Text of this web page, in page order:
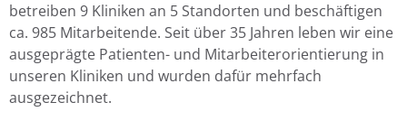
betreiben 9 Kliniken an 5 Standorten und beschäftigen
ca. 985 Mitarbeitende. Seit über 35 Jahren leben wir eine
ausgeprägte Patienten- und Mitarbeiterorientierung in
unseren Kliniken und wurden dafür mehrfach
ausgezeichnet.